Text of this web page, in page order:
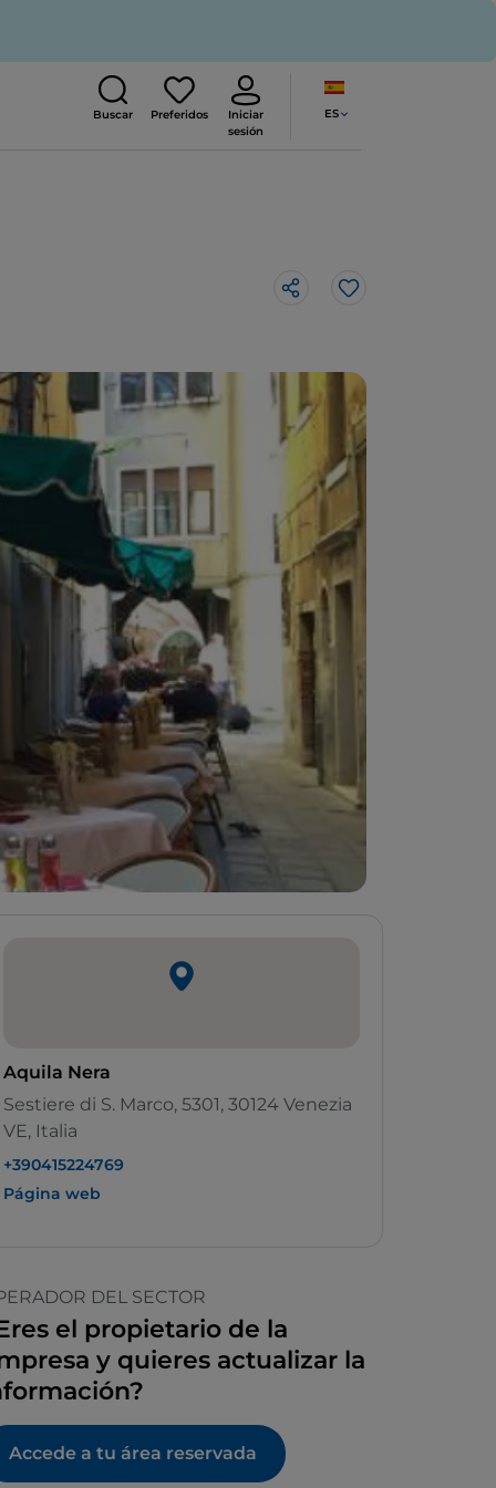
Buscar Preferidos
Iniciar
sesión
ES
Me gusta
Aquila Nera
Sestiere di S. Marco, 5301, 30124 Venezia
VE, Italia
+390415224769
Página web
DEL SECTOR
el propietario de la
y quieres actualizar la
Accede a tu área reservada